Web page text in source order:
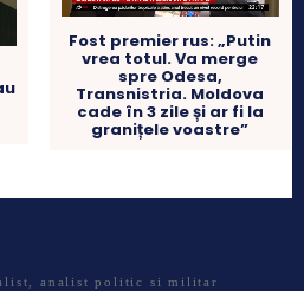
Fost premier rus: „Putin
vrea totul. Va merge
spre Odesa,
Transnistria. Moldova
cade în 3 zile și ar fi la
granițele voastre”
analist politic si militar